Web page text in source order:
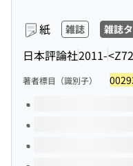
紙 雑誌 雑誌
日本評論社2011-
著者標目（識別子）
このタイトルの巻号